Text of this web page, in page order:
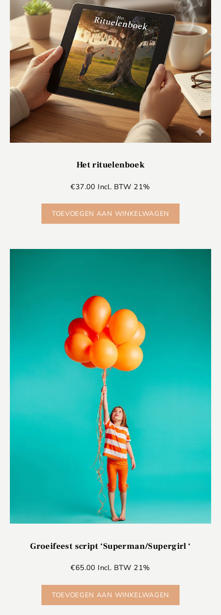
Het rituelenboek
€37.00 Incl. BTW 21%
TOEVOEGEN AAN WINKELWAGEN
Groeifeest script ‘Superman/Supergirl ‘
€65.00 Incl. BTW 21%
TOEVOEGEN AAN WINKELWAGEN